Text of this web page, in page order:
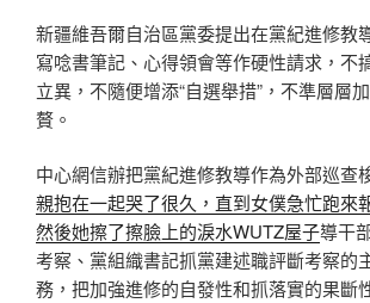
新疆維吾爾自治區黨委提出在黨紀進修教
寫唸書筆記、心得領會等作硬性請求，不
立異，不隨便增添“自選舉措”，不準層層
贅。
中心網信辦把黨紀進修教導作為外部巡查
親抱在一起哭了很久，直到女僕急忙跑來
然後她擦了擦臉上的淚水WUTZ屋子導干
考察、黨組織書記抓黨建述職評斷考察的
務，把加強進修的自發性和抓落實的果斷